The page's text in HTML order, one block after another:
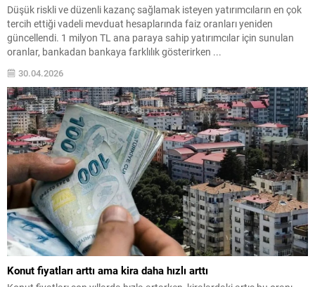
Düşük riskli ve düzenli kazanç sağlamak isteyen yatırımcıların en çok
tercih ettiği vadeli mevduat hesaplarında faiz oranları yeniden
güncellendi. 1 milyon TL ana paraya sahip yatırımcılar için sunulan
oranlar, bankadan bankaya farklılık gösterirken ...
30.04.2026
Konut fiyatları arttı ama kira daha hızlı arttı